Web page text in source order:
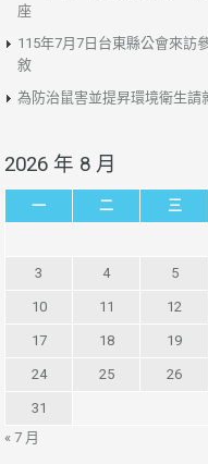
座
115年7月7日台東縣公會來訪
敘
為防治鼠害並提昇環境衛生請
2026 年 8 月
一 二 三
3 4 5
10 11 12
17 18 19
24 25 26
31
« 7 月